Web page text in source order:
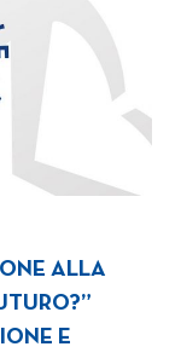
ALLA
E